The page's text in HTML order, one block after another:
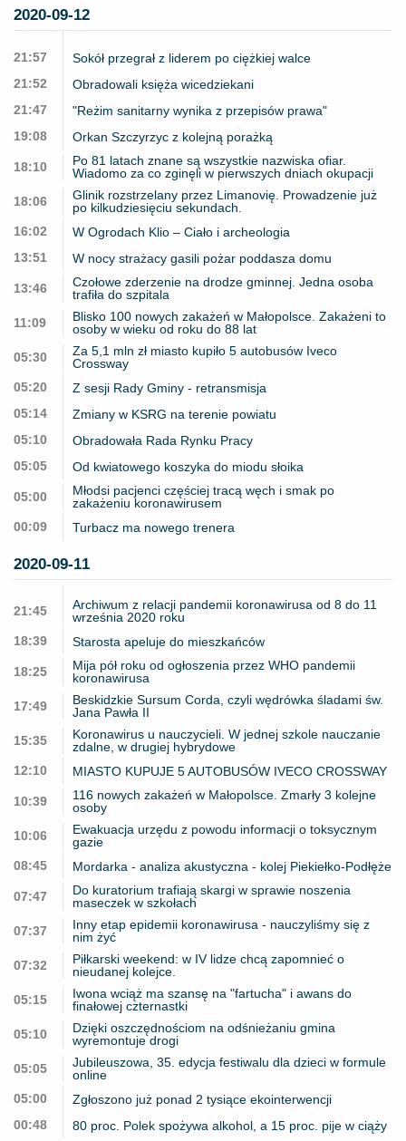
2020-09-12
21:57
Sokół przegrał z liderem po ciężkiej walce
21:52
Obradowali księża wicedziekani
21:47
"Reżim sanitarny wynika z przepisów prawa"
19:08
Orkan Szczyrzyc z kolejną porażką
18:10
Po 81 latach znane są wszystkie nazwiska ofiar.
Wiadomo za co zginęli w pierwszych dniach okupacji
18:06
Glinik rozstrzelany przez Limanovię. Prowadzenie już
po kilkudziesięciu sekundach.
16:02
W Ogrodach Klio – Ciało i archeologia
13:51
W nocy strażacy gasili pożar poddasza domu
13:46
Czołowe zderzenie na drodze gminnej. Jedna osoba
trafiła do szpitala
11:09
Blisko 100 nowych zakażeń w Małopolsce. Zakażeni to
osoby w wieku od roku do 88 lat
05:30
Za 5,1 mln zł miasto kupiło 5 autobusów Iveco
Crossway
05:20
Z sesji Rady Gminy - retransmisja
05:14
Zmiany w KSRG na terenie powiatu
05:10
Obradowała Rada Rynku Pracy
05:05
Od kwiatowego koszyka do miodu słoika
05:00
Młodsi pacjenci częściej tracą węch i smak po
zakażeniu koronawirusem
00:09
Turbacz ma nowego trenera
2020-09-11
21:45
Archiwum z relacji pandemii koronawirusa od 8 do 11
września 2020 roku
18:39
Starosta apeluje do mieszkańców
18:25
Mija pół roku od ogłoszenia przez WHO pandemii
koronawirusa
17:49
Beskidzkie Sursum Corda, czyli wędrówka śladami św.
Jana Pawła II
15:35
Koronawirus u nauczycieli. W jednej szkole nauczanie
zdalne, w drugiej hybrydowe
12:10
MIASTO KUPUJE 5 AUTOBUSÓW IVECO CROSSWAY
10:39
116 nowych zakażeń w Małopolsce. Zmarły 3 kolejne
osoby
10:06
Ewakuacja urzędu z powodu informacji o toksycznym
gazie
08:45
Mordarka - analiza akustyczna - kolej Piekiełko-Podłęże
07:47
Do kuratorium trafiają skargi w sprawie noszenia
maseczek w szkołach
07:37
Inny etap epidemii koronawirusa - nauczyliśmy się z
nim żyć
07:32
Piłkarski weekend: w IV lidze chcą zapomnieć o
nieudanej kolejce.
05:15
Iwona wciąż ma szansę na "fartucha" i awans do
finałowej czternastki
05:10
Dzięki oszczędnościom na odśnieżaniu gmina
wyremontuje drogi
05:05
Jubileuszowa, 35. edycja festiwalu dla dzieci w formule
online
05:00
Zgłoszono już ponad 2 tysiące ekointerwencji
00:48
80 proc. Polek spożywa alkohol, a 15 proc. pije w ciąży